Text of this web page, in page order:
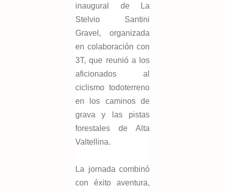
inaugural de La
Stelvio Santini
Gravel, organizada
en colaboración con
3T, que reunió a los
aficionados al
ciclismo todoterreno
en los caminos de
grava y las pistas
forestales de Alta
Valtellina.
La jornada combinó
con éxito aventura,